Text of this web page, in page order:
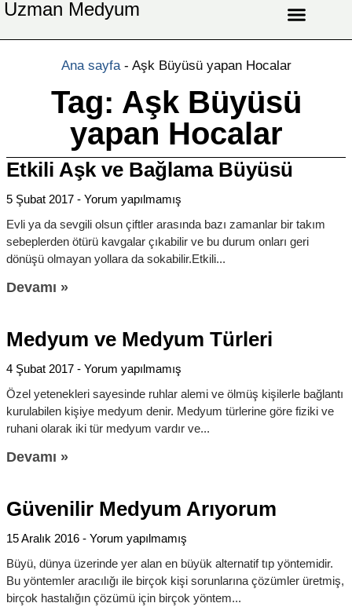
Uzman Medyum
Ana sayfa- Aşk Büyüsü yapan Hocalar
Tag: Aşk Büyüsü
yapan Hocalar
Etkili Aşk ve Bağlama Büyüsü
5 Şubat 2017
Yorum yapılmamış
Evli ya da sevgili olsun çiftler arasında bazı zamanlar bir takım
sebeplerden ötürü kavgalar çıkabilir ve bu durum onları geri
dönüşü olmayan yollara da sokabilir.Etkili
Devamı »
Medyum ve Medyum Türleri
4 Şubat 2017
Yorum yapılmamış
Özel yetenekleri sayesinde ruhlar alemi ve ölmüş kişilerle bağlantı
kurulabilen kişiye medyum denir. Medyum türlerine göre fiziki ve
ruhani olarak iki tür medyum vardır ve
Devamı »
Güvenilir Medyum Arıyorum
15 Aralık 2016
Yorum yapılmamış
Büyü, dünya üzerinde yer alan en büyük alternatif tıp yöntemidir.
Bu yöntemler aracılığı ile birçok kişi sorunlarına çözümler üretmiş,
birçok hastalığın çözümü için birçok yöntem